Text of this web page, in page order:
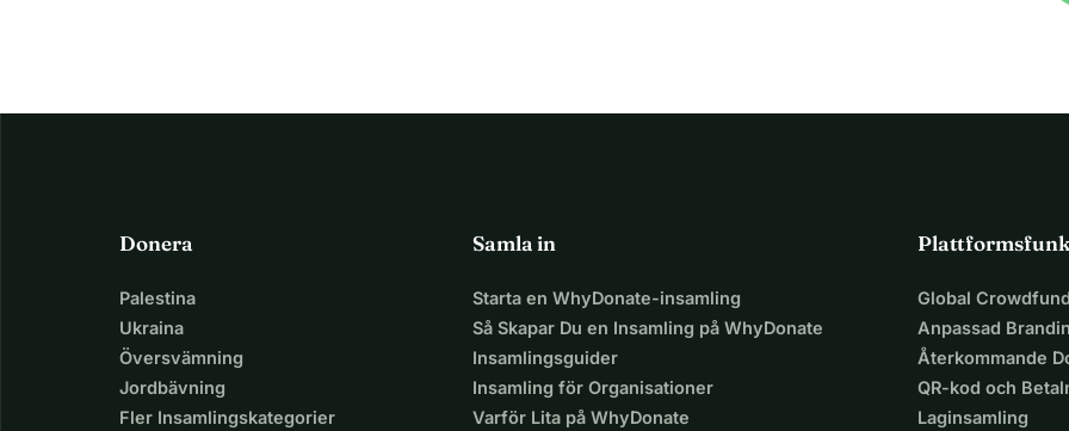
Donera
Palestina
Ukraina
Översvämning
Jordbävning
Fler Insamlingskategorier
Samla in
Starta en WhyDonate-insamling
Så Skapar Du en Insamling på WhyDonate
Insamlingsguider
Insamling för Organisationer
Varför Lita på WhyDonate
Global
Anpassad
Återkommande
QR-kod och
Laginsamling